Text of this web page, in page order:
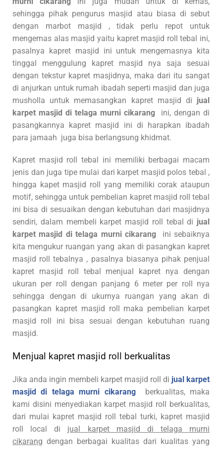
sehingga pihak pengurus masjid atau biasa di sebut
dengan marbot masjid , tidak perlu repot untuk
mengemas alas masjid yaitu kapret masjid roll tebal ini,
pasalnya kapret masjid ini untuk mengemasnya kita
tinggal menggulung kapret masjid nya saja sesuai
dengan tekstur kapret masjidnya, maka dari itu sangat
di anjurkan untuk rumah ibadah seperti masjid dan juga
musholla untuk memasangkan kapret masjid di jual
karpet masjid di telaga murni cikarang ini, dengan di
pasangkannya kapret masjid ini di harapkan ibadah
para jamaah juga bisa berlangsung khidmat.
Kapret masjid roll tebal ini memiliki berbagai macam
jenis dan juga tipe mulai dari karpet masjid polos tebal ,
hingga kapet masjid roll yang memiliki corak ataupun
motif, sehingga untuk pembelian kapret masjid roll tebal
ini bisa di sesuaikan dengan kebutuhan dari masjidnya
sendiri, dalam membeli karpet masjid roll tebal di jual
karpet masjid di telaga murni cikarangini sebaiknya
kita mengukur ruangan yang akan di pasangkan kapret
masjid roll tebalnya , pasalnya biasanya pihak penjual
kapret masjid roll tebal menjual kapret nya dengan
ukuran per roll dengan panjang 6 meter per roll nya
sehingga dengan di ukurnya ruangan yang akan di
pasangkan kapret masjid roll maka pembelian karpet
masjid roll ini bisa sesuai dengan kebutuhan ruang
masjid.
Menjual kapret masjid roll berkualitas
Jika anda ingin membeli karpet masjid roll di jual karpet
masjid di telaga murni cikarang
berkualitas, maka
kami disini menyediakan karpet masjid roll berkualitas,
dari mulai kapret masjid roll tebal turki, kapret masjid
roll local di jual karpet masjid di telaga murni
cikarang dengan berbagai kualitas dari kualitas yang